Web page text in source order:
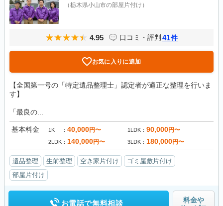
（栃木県小山市の部屋片付け）
4.95 口コミ・評判 41件
お気に入りに追加
【全国第一号の「特定遺品整理士」認定者が適正な整理を行いま
す】
「最良の...
基本料金 1K 40,000円〜 1LDK 90,000円〜
2LDK 140,000円〜 3LDK 180,000円〜
遺品整理 生前整理 空き家片付け
ゴミ屋敷片付け
部屋片付け
お電話で無料相談
料金や